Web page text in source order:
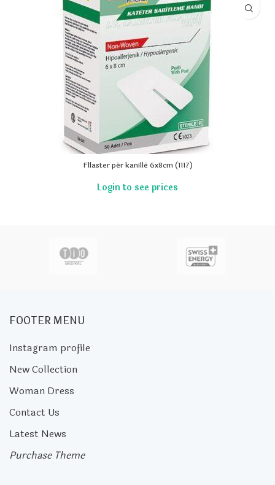
Fllaster për kanillë 6x8cm (1117)
FOOTER MENU
Instagram profile
New Collection
Woman Dress
Contact Us
Latest News
Purchase Theme